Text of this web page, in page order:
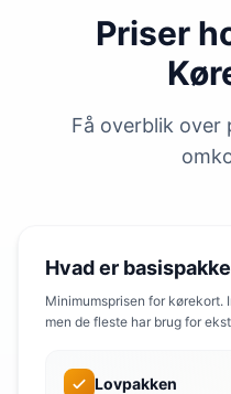
Priser
Få overblik over
Hvad er
Minimumsprisen for kørekort.
men de fleste har brug for
Lovpakken